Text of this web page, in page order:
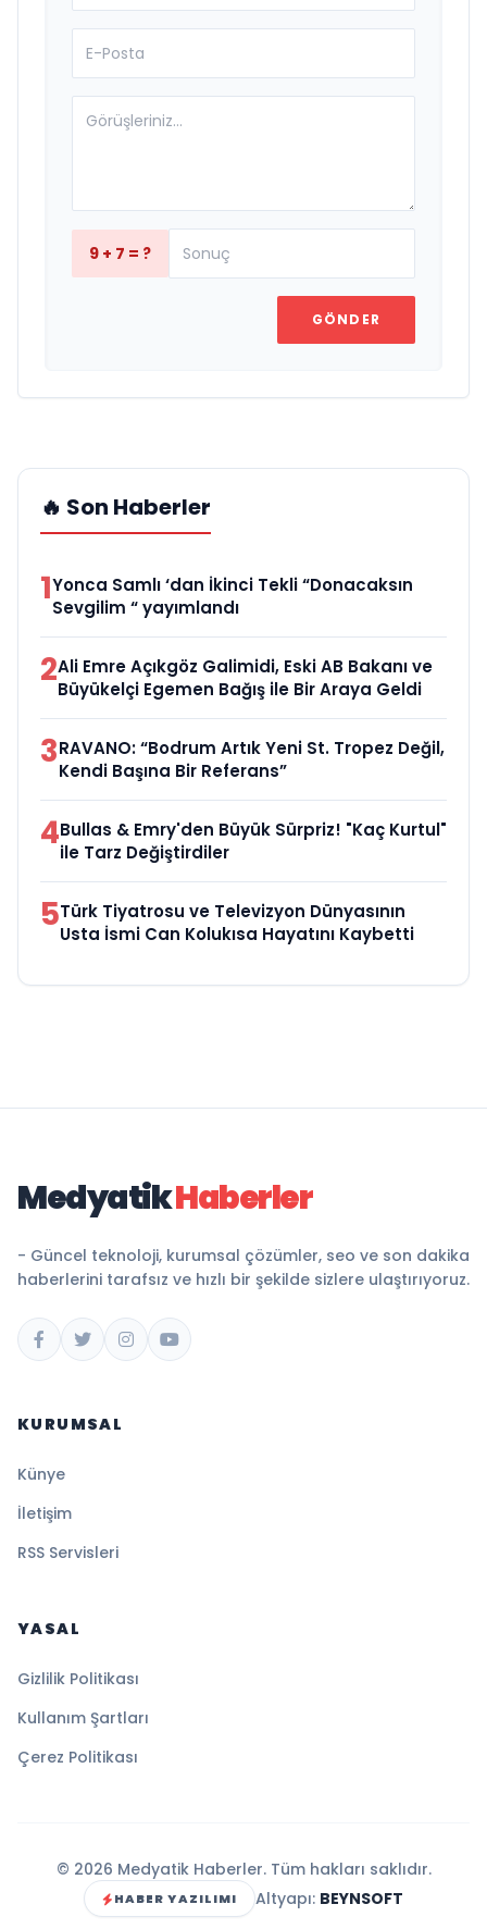
9 + 7 = ?
GÖNDER
🔥 Son Haberler
1Yonca Samlı ‘dan İkinci Tekli “Donacaksın
Sevgilim “ yayımlandı
2Ali Emre Açıkgöz Galimidi, Eski AB Bakanı ve
Büyükelçi Egemen Bağış ile Bir Araya Geldi
3RAVANO: “Bodrum Artık Yeni St. Tropez Değil,
Kendi Başına Bir Referans”
4Bullas & Emry'den Büyük Sürpriz! "Kaç Kurtul"
ile Tarz Değiştirdiler
5Türk Tiyatrosu ve Televizyon Dünyasının
Usta İsmi Can Kolukısa Hayatını Kaybetti
MedyatikHaberler
- Güncel teknoloji, kurumsal çözümler, seo ve son dakika
haberlerini tarafsız ve hızlı bir şekilde sizlere ulaştırıyoruz.
KURUMSAL
Künye
İletişim
RSS Servisleri
YASAL
Gizlilik Politikası
Kullanım Şartları
Çerez Politikası
© 2026 Medyatik Haberler. Tüm hakları saklıdır.
HABER YAZILIMI Altyapı: BEYNSOFT